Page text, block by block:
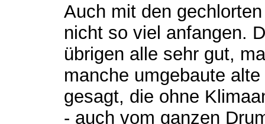
Auch mit den
nicht so viel anfangen.
übrigen alle sehr gut,
manche umgebaute
gesagt, die ohne
- auch vom ganzen